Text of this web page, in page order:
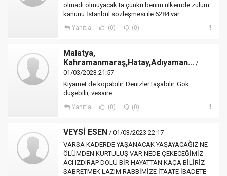
olmadı olmuyacak ta çünkü benim ülkemde zulüm
kanunu İstanbul sözleşmesi ile 6284 var
Yanıtla (0) (0)
Malatya,
Kahramanmaraş,Hatay,Adıyaman... /
01/03/2023 21:57
Kıyamet de kopabilir. Denizler taşabilir. Gök
düşebilir, vesaire.
Yanıtla (0) (0)
VEYSİ ESEN / 01/03/2023 22:17
VARSA KADERDE YAŞANACAK YAŞAYACAĞIZ NE
ÖLÜMDEN KURTULUŞ VAR NEDE ÇEKECEĞİMİZ
ACI IZDIRAP DOLU BİR HAYATTAN KAÇA BİLİRİZ
SABRETMEK LAZIM RABBİMİZE İTAATE İBADETE